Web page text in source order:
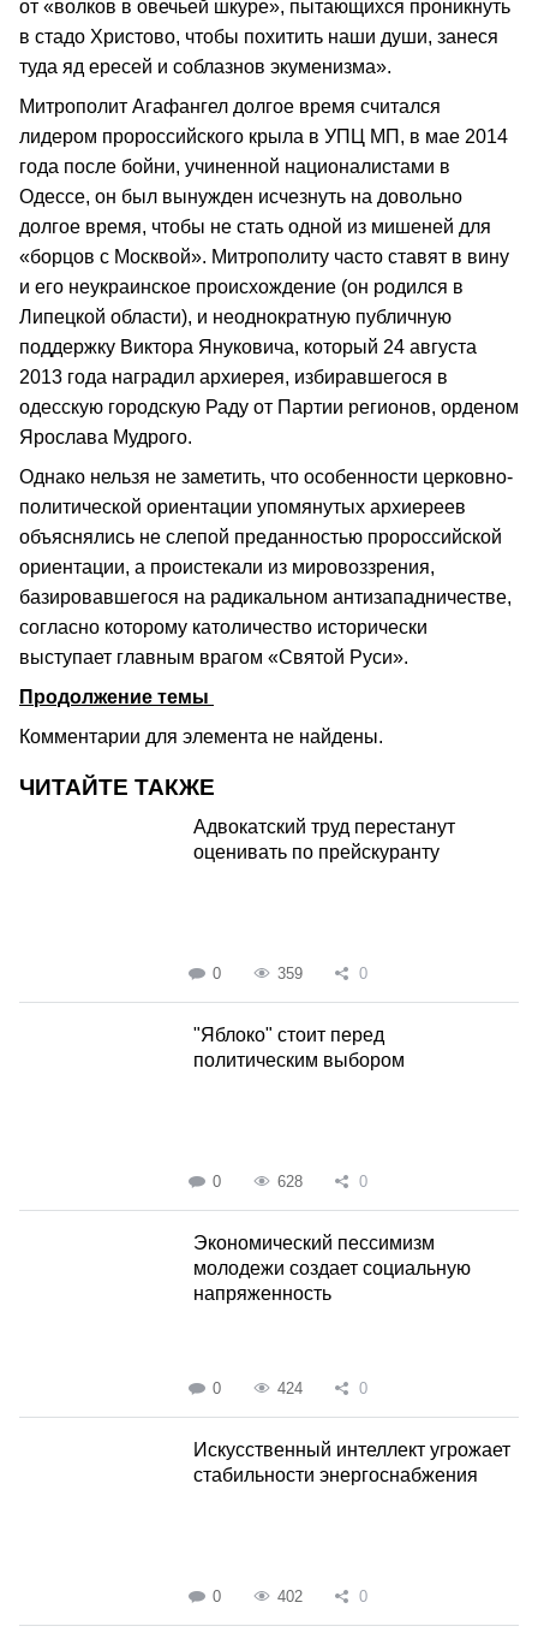
от «волков в овечьей шкуре», пытающихся проникнуть
в стадо Христово, чтобы похитить наши души, занеся
туда яд ересей и соблазнов экуменизма».
Митрополит Агафангел долгое время считался
лидером пророссийского крыла в УПЦ МП, в мае 2014
года после бойни, учиненной националистами в
Одессе, он был вынужден исчезнуть на довольно
долгое время, чтобы не стать одной из мишеней для
«борцов с Москвой». Митрополиту часто ставят в вину
и его неукраинское происхождение (он родился в
Липецкой области), и неоднократную публичную
поддержку Виктора Януковича, который 24 августа
2013 года наградил архиерея, избиравшегося в
одесскую городскую Раду от Партии регионов, орденом
Ярослава Мудрого.
Однако нельзя не заметить, что особенности церковно-
политической ориентации упомянутых архиереев
объяснялись не слепой преданностью пророссийской
ориентации, а проистекали из мировоззрения,
базировавшегося на радикальном антизападничестве,
согласно которому католичество исторически
выступает главным врагом «Святой Руси».
Продолжение темы
Комментарии для элемента не найдены.
ЧИТАЙТЕ ТАКЖЕ
Адвокатский труд перестанут
оценивать по прейскуранту
0 359 0
"Яблоко" стоит перед
политическим выбором
0 628 0
Экономический пессимизм
молодежи создает социальную
напряженность
0 424 0
Искусственный интеллект угрожает
стабильности энергоснабжения
0 402 0